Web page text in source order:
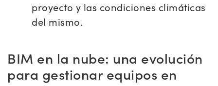
proyecto y las condiciones climáticas
del mismo.
BIM en la nube: una evolución
para gestionar equipos en